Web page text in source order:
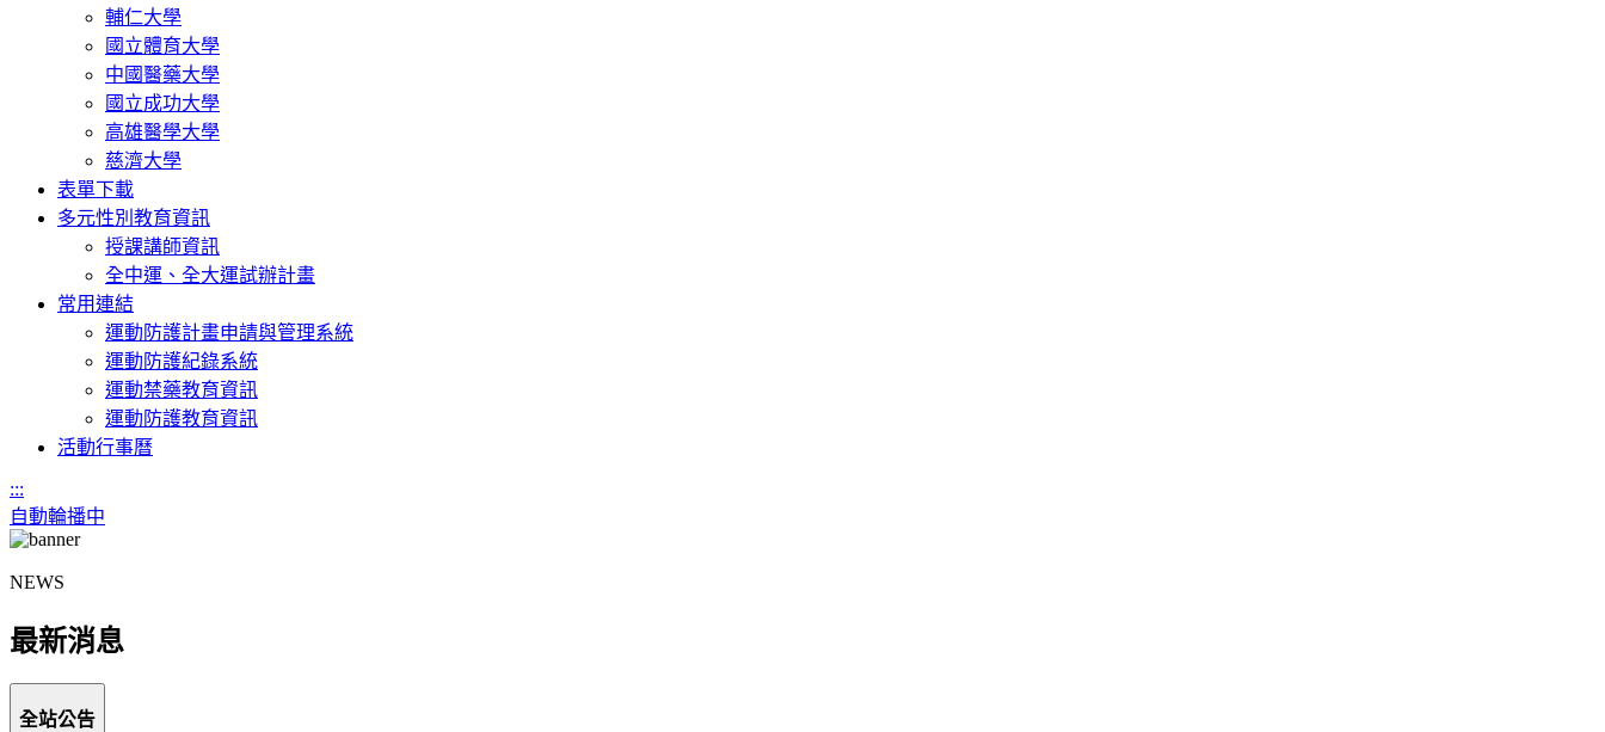
輔仁大學
國立體育大學
中國醫藥大學
國立成功大學
高雄醫學大學
慈濟大學
表單下載
多元性別教育資訊
授課講師資訊
全中運、全大運試辦計畫
常用連結
運動防護計畫申請與管理系統
運動防護紀錄系統
運動禁藥教育資訊
運動防護教育資訊
活動行事曆
:::
自動輪播中
NEWS
最新消息
全站公告